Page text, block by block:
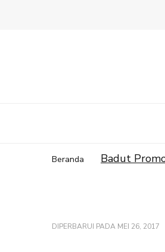
Beranda Badut
DIPERBARUI PADA MEI 26, 2017